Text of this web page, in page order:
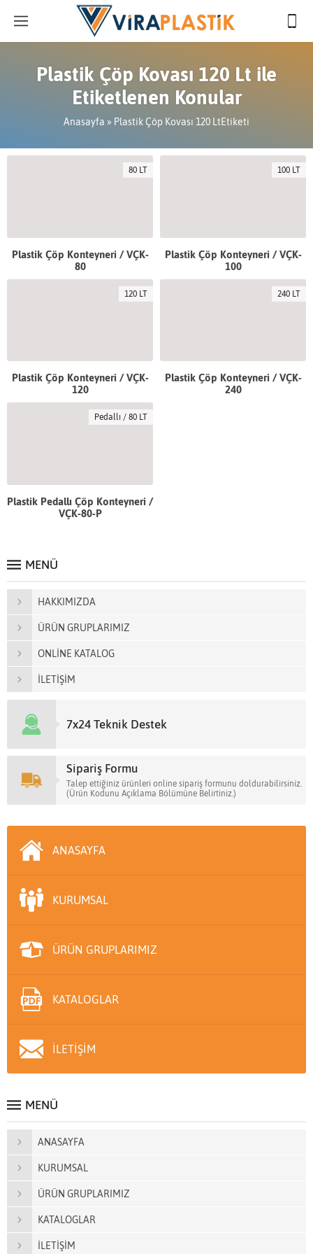
Plastik Çöp Kovası 120 Lt ile
Etiketlenen Konular
Anasayfa » Plastik Çöp Kovası 120 LtEtiketi
80 LT
Plastik Çöp Konteyneri / VÇK-
80
100 LT
Plastik Çöp Konteyneri / VÇK-
100
120 LT
Plastik Çöp Konteyneri / VÇK-
120
240 LT
Plastik Çöp Konteyneri / VÇK-
240
Pedallı / 80 LT
Plastik Pedallı Çöp Konteyneri /
VÇK-80-P
MENÜ
HAKKIMIZDA
ÜRÜN GRUPLARIMIZ
ONLİNE KATALOG
İLETİŞİM
7x24 Teknik Destek
Sipariş Formu
Talep ettiğiniz ürünleri online sipariş formunu doldurabilirsiniz.
(Ürün Kodunu Açıklama Bölümüne Belirtiniz.)
ANASAYFA
KURUMSAL
ÜRÜN GRUPLARIMIZ
KATALOGLAR
İLETİŞİM
MENÜ
ANASAYFA
KURUMSAL
ÜRÜN GRUPLARIMIZ
KATALOGLAR
İLETİŞİM